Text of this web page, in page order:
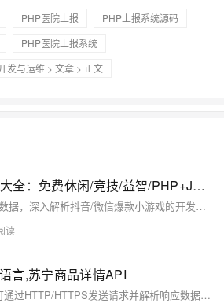
PHP医院上报
PHP上报系统源码
PHP医院上报系统
发与运维 > 文章 > 正文
抖音微信爆款小游戏大全：免费休闲/竞技/益智/PHP+Java全筏开源开发
本文基于2025年最新行业数据，深入解析抖音/微信爆款小游戏的开发逻辑，重点讲解PHP+Java双引擎架构实战，涵盖技术选型、架构设计、性能优化与开源生态，提供完整开源工具链，助力开发者从理论到落地打造高留存、高并发的小游戏产品。
言,苏宁商品详情API
调用苏宁商品详情API，可通过HTTP/HTTPS发送请求并解析响应数据，支持多种编程语言，如JavaScript、Java、PHP、C#、Ruby等。核心步骤包括构造请求URL、发送GET/POST请求及解析JSON/XML响应。不同语言示例展示了如何获取商品名称与价格等信息，实际使用时请参考苏宁开放平台最新文档以确保兼容性。